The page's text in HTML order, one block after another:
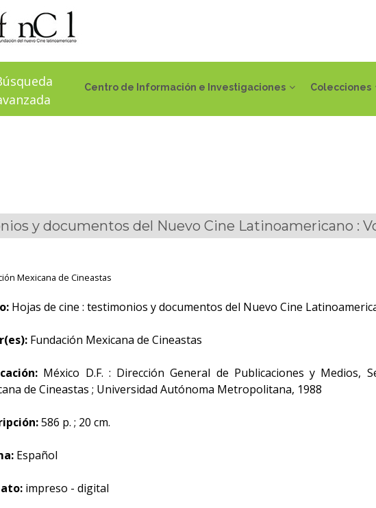
Centro de Información e Investigaciones Colecciones
y documentos del Nuevo Cine Latinoamericano :
Mexicana de Cineastas
Hojas de cine : testimonios y documentos del Nuevo Cine
Fundación Mexicana de Cineastas
México D.F. : Dirección General de Publicaciones y Medios,
de Cineastas ; Universidad Autónoma Metropolitana, 1988
586 p. ; 20 cm.
Español
impreso - digital